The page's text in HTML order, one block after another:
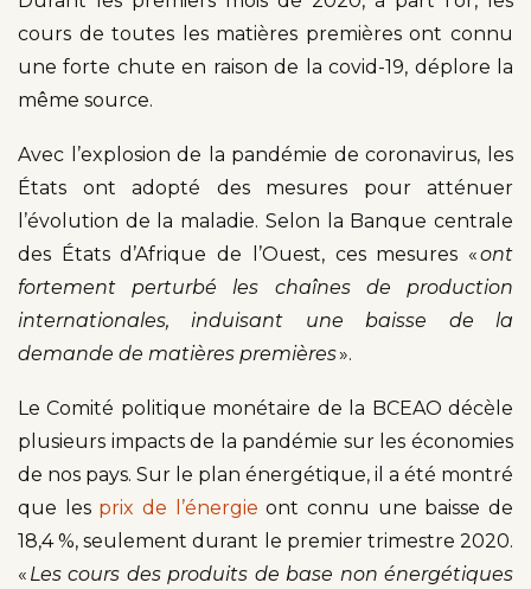
cours de toutes les matières premières ont connu
une forte chute en raison de la covid-19, déplore la
même source.
Avec l’explosion de la pandémie de coronavirus, les
États ont adopté des mesures pour atténuer
l’évolution de la maladie. Selon la Banque centrale
des États d’Afrique de l’Ouest, ces mesures «ont
fortement perturbé les chaînes de production
internationales, induisant une baisse de la
demande de matières premières».
Le Comité politique monétaire de la BCEAO décèle
plusieurs impacts de la pandémie sur les économies
de nos pays. Sur le plan énergétique, il a été montré
que les prix de l’énergie ont connu une baisse de
18,4 %, seulement durant le premier trimestre 2020.
« Les cours des produits de base non énergétiques